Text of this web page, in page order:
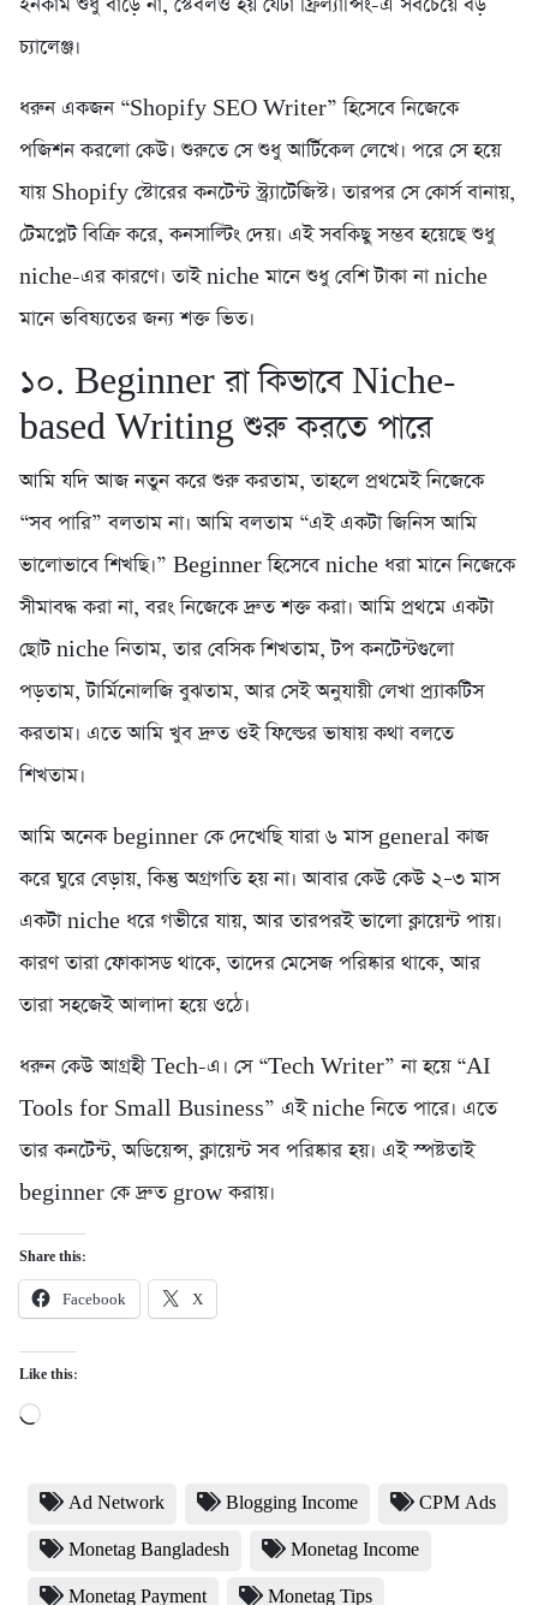
ইনকাম শুধু বাড়ে না, স্টেবলও হয় যেটা ফ্রিল্যান্সিং-এ সবচেয়ে বড়
চ্যালেঞ্জ।
ধরুন একজন “Shopify SEO Writer” হিসেবে নিজেকে
পজিশন করলো কেউ। শুরুতে সে শুধু আর্টিকেল লেখে। পরে সে হয়ে
যায় Shopify স্টোরের কনটেন্ট স্ট্র্যাটেজিস্ট। তারপর সে কোর্স বানায়,
টেমপ্লেট বিক্রি করে, কনসাল্টিং দেয়। এই সবকিছু সম্ভব হয়েছে শুধু
niche-এর কারণে। তাই niche মানে শুধু বেশি টাকা না niche
মানে ভবিষ্যতের জন্য শক্ত ভিত।
১০. Beginner রা কিভাবে Niche-
based Writing শুরু করতে পারে
আমি যদি আজ নতুন করে শুরু করতাম, তাহলে প্রথমেই নিজেকে
“সব পারি” বলতাম না। আমি বলতাম “এই একটা জিনিস আমি
ভালোভাবে শিখছি।” Beginner হিসেবে niche ধরা মানে নিজেকে
সীমাবদ্ধ করা না, বরং নিজেকে দ্রুত শক্ত করা। আমি প্রথমে একটা
ছোট niche নিতাম, তার বেসিক শিখতাম, টপ কনটেন্টগুলো
পড়তাম, টার্মিনোলজি বুঝতাম, আর সেই অনুযায়ী লেখা প্র্যাকটিস
করতাম। এতে আমি খুব দ্রুত ওই ফিল্ডের ভাষায় কথা বলতে
শিখতাম।
আমি অনেক beginner কে দেখেছি যারা ৬ মাস general কাজ
করে ঘুরে বেড়ায়, কিন্তু অগ্রগতি হয় না। আবার কেউ কেউ ২–৩ মাস
একটা niche ধরে গভীরে যায়, আর তারপরই ভালো ক্লায়েন্ট পায়।
কারণ তারা ফোকাসড থাকে, তাদের মেসেজ পরিষ্কার থাকে, আর
তারা সহজেই আলাদা হয়ে ওঠে।
ধরুন কেউ আগ্রহী Tech-এ। সে “Tech Writer” না হয়ে “AI
Tools for Small Business” এই niche নিতে পারে। এতে
তার কনটেন্ট, অডিয়েন্স, ক্লায়েন্ট সব পরিষ্কার হয়। এই স্পষ্টতাই
beginner কে দ্রুত grow করায়।
Share this:
Facebook X
Like this:
Loading…
Ad Network Blogging Income CPM Ads
Monetag Bangladesh Monetag Income
Monetag Payment Monetag Tips